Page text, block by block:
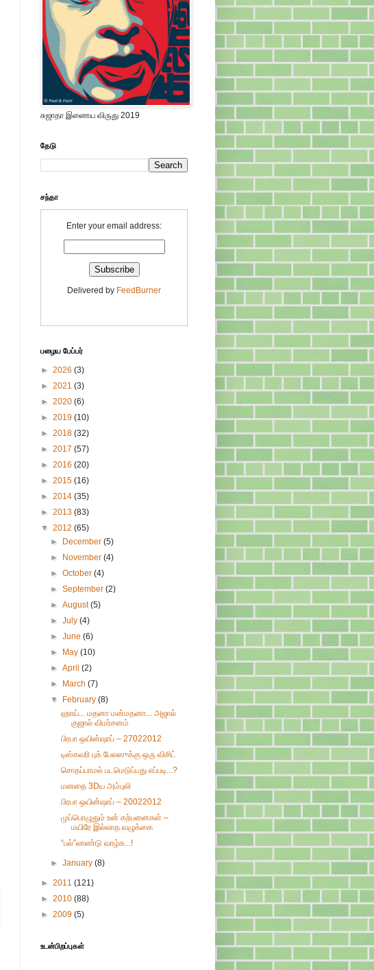
சுஜாதா இணைய விருது 2019
தேடு
சந்தா
Enter your email address:
Delivered by FeedBurner
பழைய பேப்பர்
► 2026 (3)
► 2021 (3)
► 2020 (6)
► 2019 (10)
► 2018 (32)
► 2017 (57)
► 2016 (20)
► 2015 (16)
► 2014 (35)
► 2013 (83)
▼ 2012 (65)
►
December(5)
►
November(4)
►October(4)
►September(2)
►August(5)
►July(4)
►June(6)
►
May(10)
►April(2)
►
March(7)
▼
February(8)
ஹாய்... மதனா மன்மதனா... அஜால்
குஜால் விமர்சனம்
பிரபா ஒயின்ஷாப் – 27022012
டிஸ்கவரி புக் பேலஸுக்கு ஒரு விசிட்
சொதப்பாமல் படமெடுப்பது எப்படி...?
மனதை 3Dய அம்புலி
பிரபா ஒயின்ஷாப் – 20022012
முப்பொழுதும் உன் கற்பனைகள் –
மயிரே இல்லாத வழுக்கை
“பல்”லாண்டு வாழ்க...!
►January(8)
► 2011 (121)
► 2010 (88)
► 2009 (5)
உடன்பிறப்புகள்